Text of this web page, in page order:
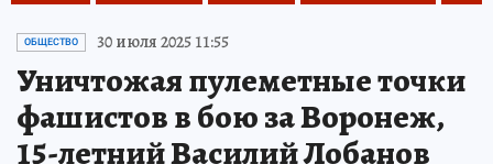
ОБЩЕСТВО 30 июля 2025 11:55
Уничтожая пулеметные точки
фашистов в бою за Воронеж,
15-летний Василий Лобанов